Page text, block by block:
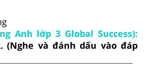
Anh lớp 3 Global Success):
(Nghe và đánh dấu vào đáp